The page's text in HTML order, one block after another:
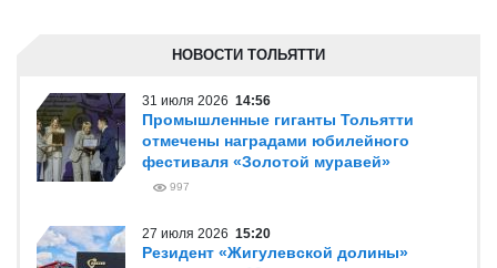
НОВОСТИ ТОЛЬЯТТИ
31 июля 2026 14:56
Промышленные гиганты Тольятти
отмечены наградами юбилейного
фестиваля «Золотой муравей»
997
27 июля 2026 15:20
Резидент «Жигулевской долины»